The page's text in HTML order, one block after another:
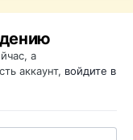
а
аккаунт, войдите в